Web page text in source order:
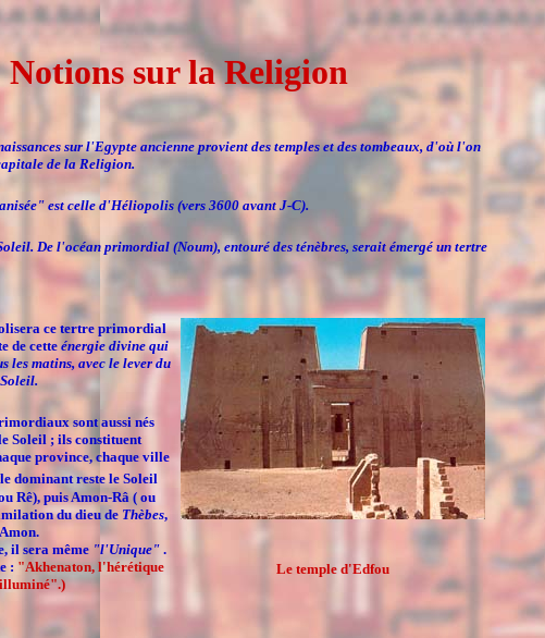
Notions sur la Religion
sur l'Egypte ancienne provient des temples et des tombeaux, d'où l'on
de la Religion.
est celle d'Héliopolis (vers 3600 avant J-C).
De l'océan primordial (Noum), entouré des ténèbres, serait émergé un tertre
cetertre primordial
de cette énergie divine qui
les matins, avec le lever du
Soleil.
sont aussi nés
Soleil ; ils constituent
province, chaque ville
dominant reste le Soleil
Rê), puisAmon-Râ ( ou
du dieu de Thèbes,
Amon.
il sera même "l'Unique" .
: "Akhenaton, l'hérétique
Le temple d'Edfou